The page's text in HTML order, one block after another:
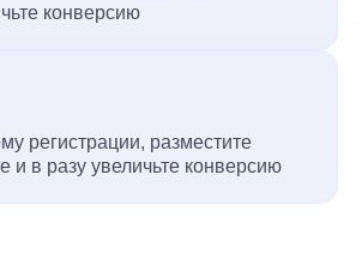
конверсию
регистрации, разместите
и в разу увеличьте конверсию